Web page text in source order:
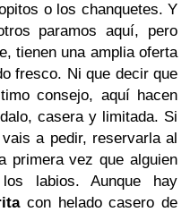
o los chanquetes. Y
paramos aquí, pero
tienen una amplia oferta
fresco. Ni que decir que
consejo, aquí hacen
casera y limitada. Si
a pedir, reservarla al
primera vez que alguien
labios. Aunque hay
con helado casero de